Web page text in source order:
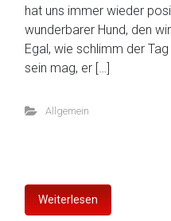
hat uns immer wieder
wunderbarer Hund, den
Egal, wie schlimm der
sein mag, er […]
Allgemein
Weiterlesen